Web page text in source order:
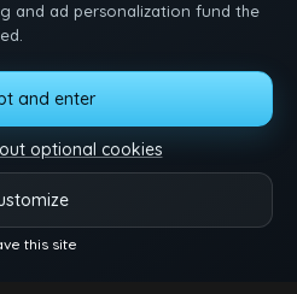
and ad personalization fund the
and enter
optional cookies
this site
AIUTO TERMINI DMCA 2257
COOKIES
i video, segati e goditi lo spettacolo.
- Tutti i diritti riservati.
Reels